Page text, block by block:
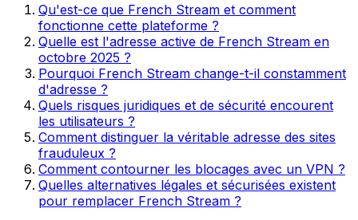
Qu'est-ce que French Stream et comment
fonctionne cette plateforme ?
Quelle est l'adresse active de French Stream en
octobre 2025 ?
Pourquoi French Stream change-t-il constamment
d'adresse ?
Quels risques juridiques et de sécurité encourent
les utilisateurs ?
Comment distinguer la véritable adresse des sites
frauduleux ?
Comment contourner les blocages avec un VPN ?
Quelles alternatives légales et sécurisées existent
pour remplacer French Stream ?